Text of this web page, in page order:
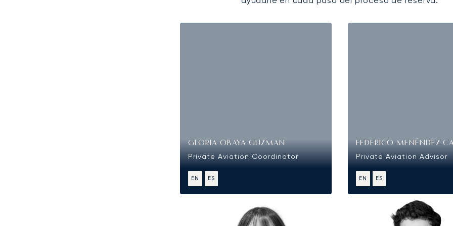
GLORIA OBAYA GUZMAN
Private Aviation Coordinator
EN ES
FEDERICO MENÉNDEZ
Private Aviation Advisor
EN ES